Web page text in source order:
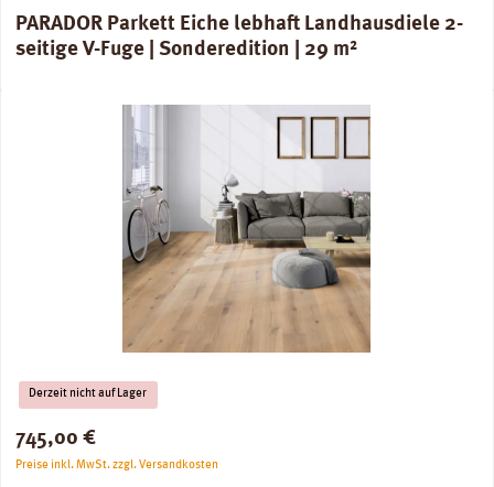
PARADOR Parkett Eiche lebhaft Landhausdiele 2-
seitige V-Fuge | Sonderedition | 29 m²
Bildergalerie überspringen
Derzeit nicht auf Lager
Regulärer Preis:
745,00 €
Preise inkl. MwSt. zzgl. Versandkosten